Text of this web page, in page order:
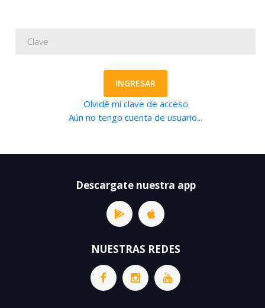
INGRESAR
Olvidé mi clave de acceso
Aún no tengo cuenta de usuario...
Descargate nuestra app
NUESTRAS REDES